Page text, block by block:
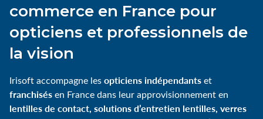
commerce en France pour
opticiens et professionnels de
la vision
Irisoft accompagne lesopticiens indépendantset
franchisésen France dans leur approvisionnement en
lentilles de contact, solutions d’entretien lentilles, verres